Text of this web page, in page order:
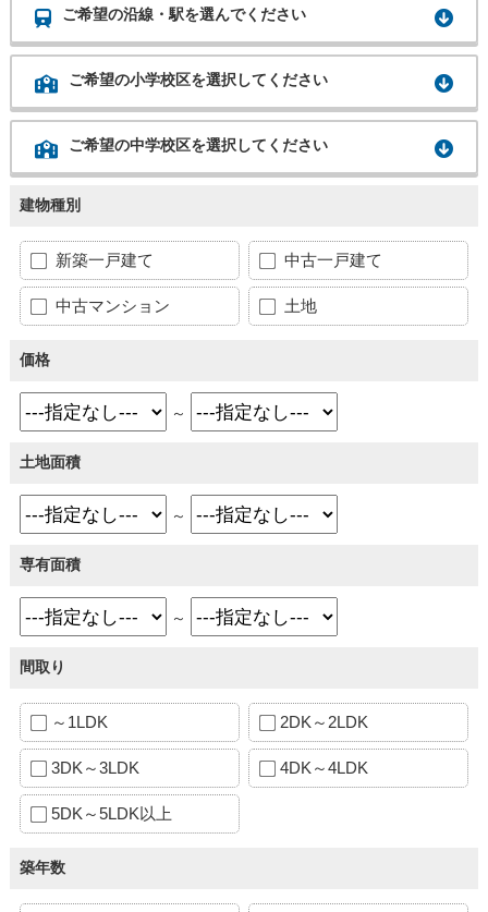
ご希望の沿線・駅を選んでください
ご希望の小学校区を選択してください
ご希望の中学校区を選択してください
建物種別
新築一戸建て 中古一戸建て
中古マンション 土地
価格
～
土地面積
～
専有面積
～
間取り
～1LDK 2DK～2LDK
3DK～3LDK 4DK～4LDK
5DK～5LDK以上
築年数